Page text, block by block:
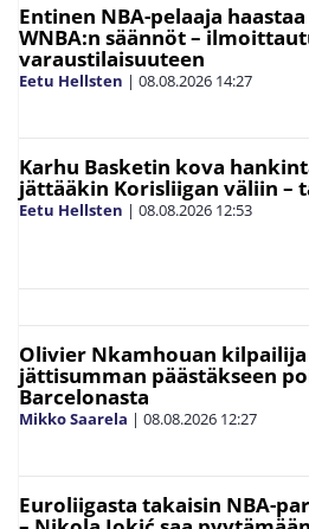
Entinen NBA-pelaaja haastaa
WNBA:n säännöt –
varaustilaisuuteen
Eetu Hellsten | 08.08.2026 14:27
Karhu Basketin kova
jättääkin Korisliigan väliin –
Eetu Hellsten | 08.08.2026 12:53
Olivier Nkamhouan
jättisumman päästäkseen
Barcelonasta
Mikko Saarela | 08.08.2026 12:27
Euroliigasta takaisin NBA-